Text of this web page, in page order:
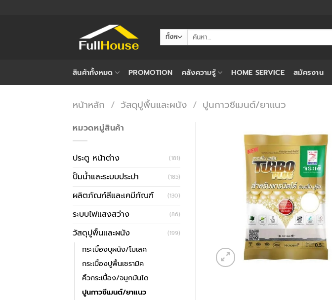
ค้นหา:
สินค้าทั้งหมด PROMOTION คลังความรู้ HOME SERVICE สมัครงาน
หน้าหลัก / วัสดุปูพื้นและผนัง / ปูนกาวซีเมนต์/ยาแนว
หมวดหมู่สินค้า
ประตู หน้าต่าง (181)
ปั้มน้ำและระบบประปา (185)
ผลิตภัณฑ์สีและเคมีภัณฑ์ (130)
ระบบไฟแสงสว่าง (86)
วัสดุปูพื้นและผนัง (199)
กระเบื้องบุผนัง/โมเสค
กระเบื้องปูพื้นเซรามิค
คิ้วกระเบื้อง/จมูกบันได
ปูนกาวซีเมนต์/ยาแนว